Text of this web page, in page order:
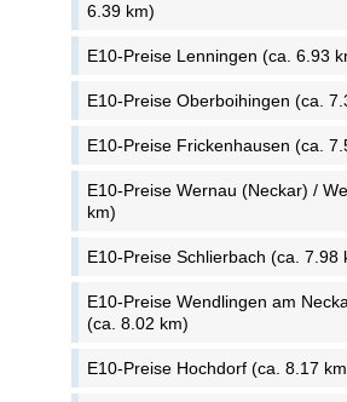
6.39 km)
E10-Preise Lenningen (ca. 6.93
E10-Preise Oberboihingen (ca.
E10-Preise Frickenhausen (ca.
E10-Preise Wernau (Neckar) /
km)
E10-Preise Schlierbach (ca. 7.98
E10-Preise Wendlingen am
(ca. 8.02 km)
E10-Preise Hochdorf (ca. 8.17